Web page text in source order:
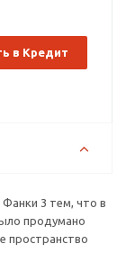
в Кредит
3 тем, что в
продумано
пространство